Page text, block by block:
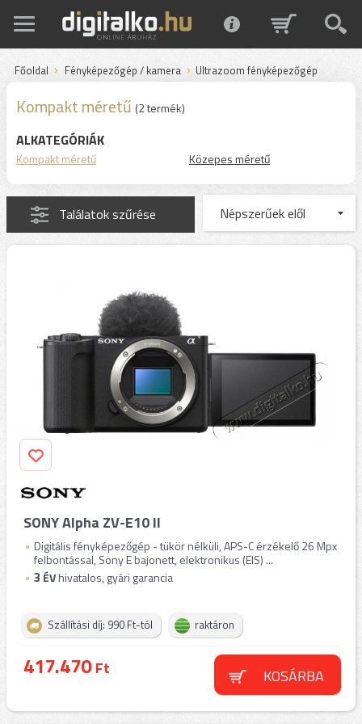
Főoldal Fényképezőgép / kamera Ultrazoom fényképezőgép
Kompakt méretű (2 termék)
ALKATEGÓRIÁK
Kompakt méretű Közepes méretű
Találatok szűrése
SONY Alpha ZV-E10 II
Digitális fényképezőgép - tükör nélküli, APS-C érzékelő 26 Mpx
felbontással, Sony E bajonett, elektronikus (EIS) ...
3 ÉVhivatalos, gyári garancia
Szállítási díj: 990 Ft-tól raktáron
417.470Ft KOSÁRBA